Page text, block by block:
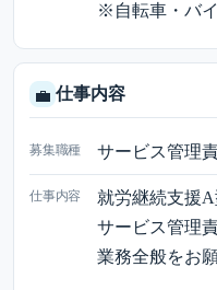
※自転車・バ
💼 仕事内容
募集職種 サービス管理
仕事内容
就労継続支援
サービス管理
業務全般をお